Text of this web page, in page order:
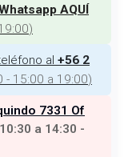
AQUÍ
)
al +56 2
- 15:00 a 19:00)
7331 Of
a 14:30 -